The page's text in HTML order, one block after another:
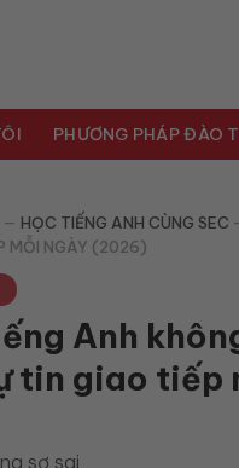
PHƯƠNG PHÁP ĐÀO
— HỌC TIẾNG ANH CÙNG SEC
MỖI NGÀY (2026)
Anh
tin giao